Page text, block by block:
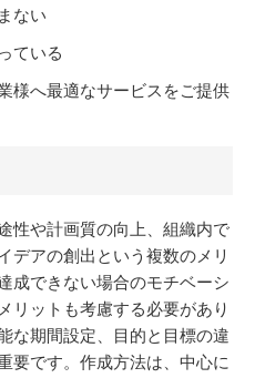
ない
ている
様へ最適なサービスをご提供
性や計画質の向上、組織内で
デアの創出という複数のメリ
成できない場合のモチベーシ
リットも考慮する必要があり
な期間設定、目的と目標の違
要です。作成方法は、中心に